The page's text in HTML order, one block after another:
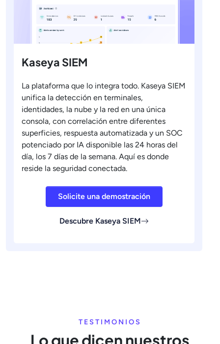
Kaseya SIEM
La plataforma que lo integra todo. Kaseya SIEM
unifica la detección en terminales,
identidades, la nube y la red en una única
consola, con correlación entre diferentes
superficies, respuesta automatizada y un SOC
potenciado por IA disponible las 24 horas del
día, los 7 días de la semana. Aquí es donde
reside la seguridad conectada.
Solicite una demostración
Descubre Kaseya SIEM
TESTIMONIOS
Lo que dicen nuestros